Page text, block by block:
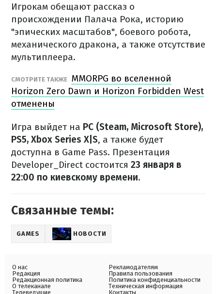
Игрокам обещают рассказ о
происхождении Палача Рока, историю
"эпических масштабов", боевого робота,
механического дракона, а также отсутствие
мультиплеера.
СМОТРИТЕ ТАКЖЕ MMORPG во вселенной
Horizon Zero Dawn и Horizon Forbidden West
отменены
Игра выйдет на PC (Steam, Microsoft Store),
PS5, Xbox Series X|S, а также будет
доступна в Game Pass. Презентация
Developer_Direct состоится 23 января в
22:00 по киевскому времени.
Связанные темы:
GAMES НОВОСТИ
О нас
Редакция
Редакционная политика
О телеканале
Телеведущие
Рекламодателям
Правила пользования
Политика конфиденциальности
Техническая информация
Контакты